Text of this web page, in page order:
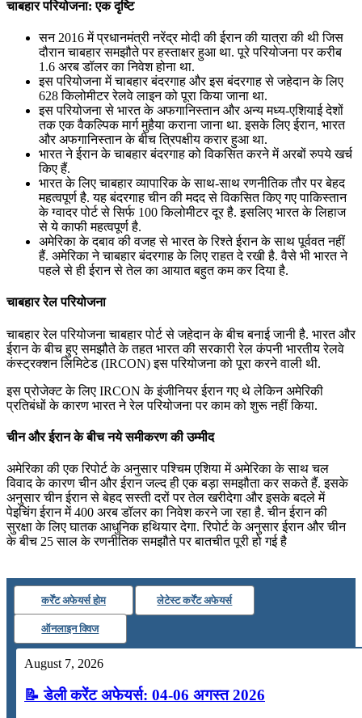
July 19, 2026
📝 डेली करेंट अफेयर्स: 16-18 जुलाई 2026
चाबहार परियोजना: एक दृष्टि
सन 2016 में प्रधानमंत्री नरेंद्र मोदी की ईरान की यात्रा की थी जिस
दौरान चाबहार समझौते पर हस्‍ताक्षर हुआ था. पूरे परियोजना पर करीब
1.6 अरब डॉलर का निवेश होना था.
इस परियोजना में चाबहार बंदरगाह और इस बंदरगाह से जहेदान के लिए
628 किलोमीटर रेलवे लाइन को पूरा किया जाना था.
इस परियोजना से भारत के अफगानिस्‍तान और अन्‍य मध्‍य-एशियाई देशों
तक एक वैकल्पिक मार्ग मुहैया कराना जाना था. इसके लिए ईरान, भारत
और अफगानिस्‍तान के बीच त्रिपक्षीय करार हुआ था.
भारत ने ईरान के चाबहार बंदरगाह को विकसित करने में अरबों रुपये खर्च
किए हैं.
भारत के लिए चाबहार व्यापारिक के साथ-साथ रणनीतिक तौर पर बेहद
महत्वपूर्ण है. यह बंदरगाह चीन की मदद से विकसित किए गए पाकिस्तान
के ग्वादर पोर्ट से सिर्फ 100 किलोमीटर दूर है. इसलिए भारत के लिहाज
से ये काफी महत्वपूर्ण है.
अमेरिका के दबाव की वजह से भारत के रिश्ते ईरान के साथ पूर्ववत नहीं
हैं. अमेरिका ने चाबहार बंदरगाह के लिए राहत दे रखी है. वैसे भी भारत ने
पहले से ही ईरान से तेल का आयात बहुत कम कर दिया है.
चाबहार रेल परियोजना
चाबहार रेल परियोजना चाबहार पोर्ट से जहेदान के बीच बनाई जानी है. भारत और
ईरान के बीच हुए समझौते के तहत भारत की सरकारी रेल कंपनी भारतीय रेलवे
कंस्ट्रक्शन लिमिटेड (IRCON) इस परियोजना को पूरा करने वाली थी.
इस प्रोजेक्ट के लिए IRCON के इंजीनियर ईरान गए थे लेकिन अमेरिकी
प्रतिबंधों के कारण भारत ने रेल परियोजना पर काम को शुरू नहीं किया.
चीन और ईरान के बीच नये समीकरण की उम्मीद
अमेरिका की एक रिपोर्ट के अनुसार पश्चिम एशिया में अमेरिका के साथ चल
विवाद के कारण चीन और ईरान जल्‍द ही एक बड़ा समझौता कर सकते हैं. इसके
अनुसार चीन ईरान से बेहद सस्‍ती दरों पर तेल खरीदेगा और इसके बदले में
पेइचिंग ईरान में 400 अरब डॉलर का निवेश करने जा रहा है. चीन ईरान की
सुरक्षा के लिए घातक आधुनिक हथियार देगा. रिपोर्ट के अनुसार ईरान और चीन
के बीच 25 साल के रणनीतिक समझौते पर बातचीत पूरी हो गई है
कर्रेंट अफेयर्स होम लेटेस्ट कर्रेंट अफेयर्स
ऑनलाइन क्विज
August 7, 2026
📝 डेली करेंट अफेयर्स: 04-06 अगस्त 2026